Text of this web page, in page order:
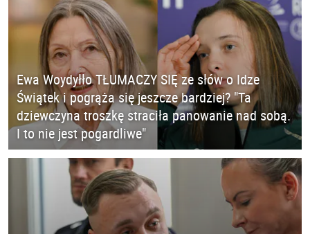
Ewa Woydyłło TŁUMACZY SIĘ ze słów o Idze
Świątek i pogrąża się jeszcze bardziej? "Ta
dziewczyna troszkę straciła panowanie nad sobą.
I to nie jest pogardliwe"